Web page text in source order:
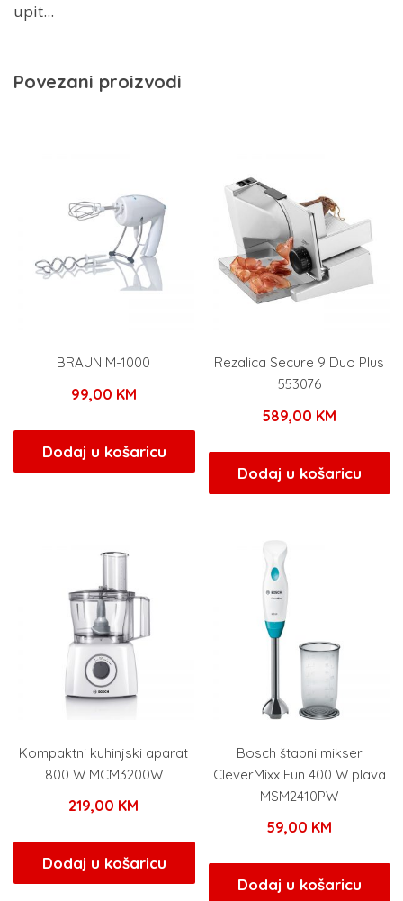
upit...
Povezani proizvodi
BRAUN M-1000
99,00 KM
Dodaj u košaricu
Rezalica Secure 9 Duo Plus
553076
589,00 KM
Dodaj u košaricu
Kompaktni kuhinjski aparat
800 W MCM3200W
219,00 KM
Dodaj u košaricu
Bosch štapni mikser
CleverMixx Fun 400 W plava
MSM2410PW
59,00 KM
Dodaj u košaricu